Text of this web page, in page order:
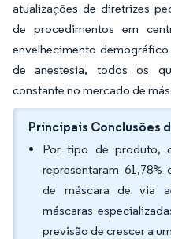
atualizações de diretrizes
de procedimentos em
envelhecimento
de anestesia, todos os
constante no mercado de
Principais Conclusões
Por tipo de produto,
representaram
de máscara de via
máscaras
previsão de crescer a